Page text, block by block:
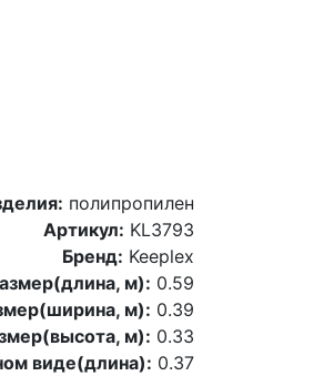
полипропилен
Артикул: KL3793
Бренд: Keeplex
м): 0.59
м): 0.39
м): 0.33
виде(длина): 0.37